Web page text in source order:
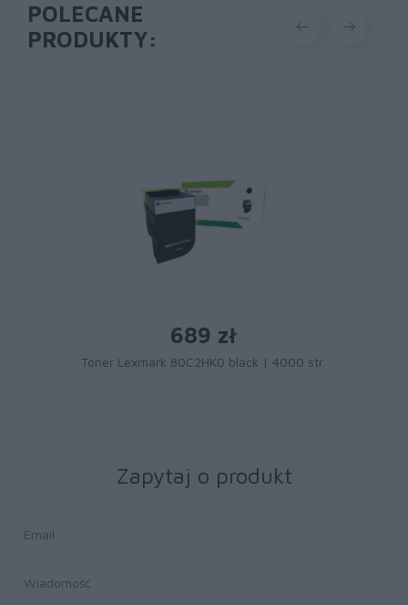
POLECANE
PRODUKTY:
689 zł
Toner Lexmark 80C2HK0 black | 4000 str.
Zapytaj o produkt